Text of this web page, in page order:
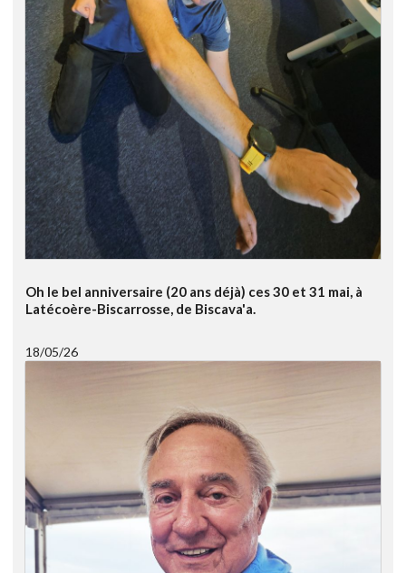
Oh le bel anniversaire (20 ans déjà) ces 30 et 31 mai, à
Latécoère-Biscarrosse, de Biscava'a.
18/05/26